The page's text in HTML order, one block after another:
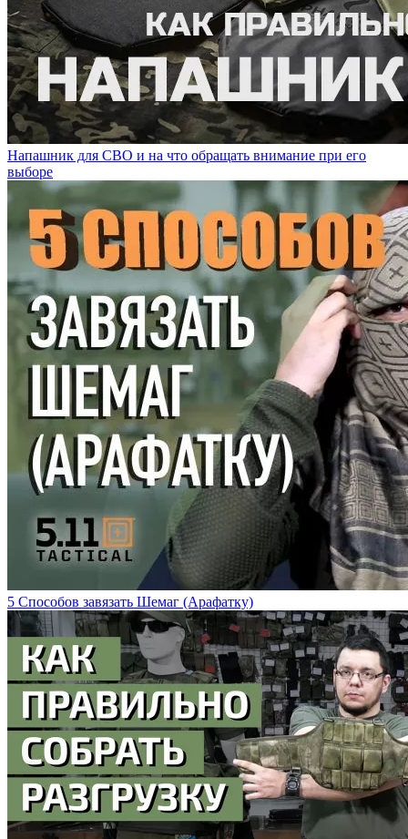
Напашник для СВО и на что обращать внимание при его
выборе
5 Способов завязать Шемаг (Арафатку)